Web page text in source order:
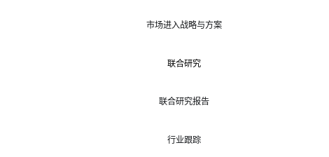
市场进入战略与方案
联合研究
联合研究报告
行业跟踪